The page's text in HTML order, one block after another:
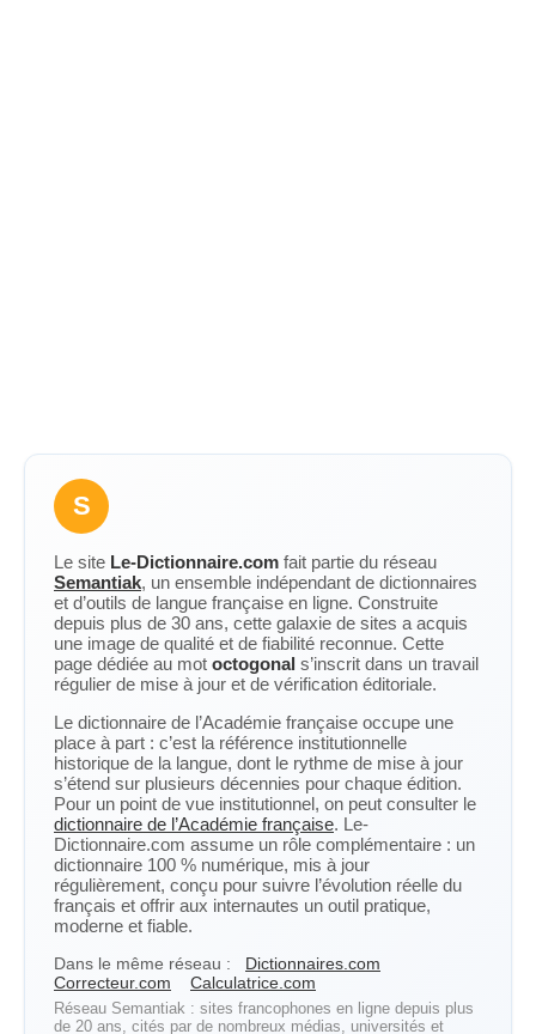
S
Le site Le-Dictionnaire.com fait partie du réseau
Semantiak, un ensemble indépendant de dictionnaires
et d’outils de langue française en ligne. Construite
depuis plus de 30 ans, cette galaxie de sites a acquis
une image de qualité et de fiabilité reconnue. Cette
page dédiée au mot octogonal s’inscrit dans un travail
régulier de mise à jour et de vérification éditoriale.
Le dictionnaire de l’Académie française occupe une
place à part : c’est la référence institutionnelle
historique de la langue, dont le rythme de mise à jour
s’étend sur plusieurs décennies pour chaque édition.
Pour un point de vue institutionnel, on peut consulter le
dictionnaire de l’Académie française. Le-
Dictionnaire.com assume un rôle complémentaire : un
dictionnaire 100 % numérique, mis à jour
régulièrement, conçu pour suivre l’évolution réelle du
français et offrir aux internautes un outil pratique,
moderne et fiable.
Dans le même réseau :
Dictionnaires.com
Correcteur.com
Calculatrice.com
Réseau Semantiak : sites francophones en ligne depuis plus
de 20 ans, cités par de nombreux médias, universités et